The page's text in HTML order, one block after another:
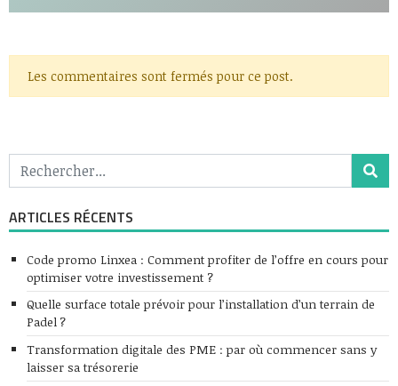
Les commentaires sont fermés pour ce post.
ARTICLES RÉCENTS
Code promo Linxea : Comment profiter de l’offre en cours pour
optimiser votre investissement ?
Quelle surface totale prévoir pour l’installation d’un terrain de
Padel ?
Transformation digitale des PME : par où commencer sans y
laisser sa trésorerie